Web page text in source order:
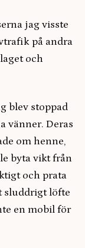
jag visste
på andra
och
blev stoppad
vänner. Deras
om henne,
byta vikt från
och prata
sluddrigt löfte
en mobil för